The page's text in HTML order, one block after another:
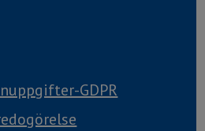
GDPR